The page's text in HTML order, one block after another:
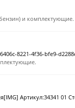
и комплектующие.
8221-4f36-bfe9-
Артикул:34341 01